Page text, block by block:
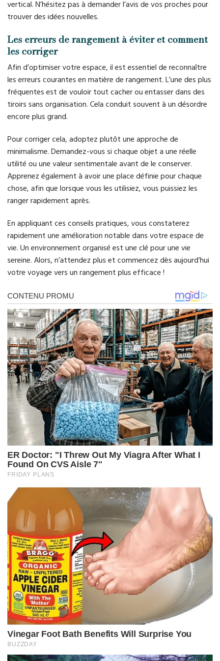
vertical. N’hésitez pas à demander l’avis de vos proches pour
trouver des idées nouvelles.
Les erreurs de rangement à éviter et comment
les corriger
Afin d’optimiser votre espace, il est essentiel de reconnaître
les erreurs courantes en matière de rangement. L’une des plus
fréquentes est de vouloir tout cacher ou entasser dans des
tiroirs sans organisation. Cela conduit souvent à un désordre
encore plus grand.
Pour corriger cela, adoptez plutôt une approche de
minimalisme. Demandez-vous si chaque objet a une réelle
utilité ou une valeur sentimentale avant de le conserver.
Apprenez également à avoir une place définie pour chaque
chose, afin que lorsque vous les utilisiez, vous puissiez les
ranger rapidement après.
En appliquant ces conseils pratiques, vous constaterez
rapidement une amélioration notable dans votre espace de
vie. Un environnement organisé est une clé pour une vie
sereine. Alors, n’attendez plus et commencez dès aujourd’hui
votre voyage vers un rangement plus efficace !